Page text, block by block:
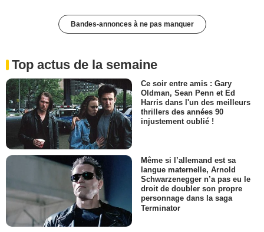
Bandes-annonces à ne pas manquer
Top actus de la semaine
Ce soir entre amis : Gary
Oldman, Sean Penn et Ed
Harris dans l'un des meilleurs
thrillers des années 90
injustement oublié !
Même si l’allemand est sa
langue maternelle, Arnold
Schwarzenegger n’a pas eu le
droit de doubler son propre
personnage dans la saga
Terminator